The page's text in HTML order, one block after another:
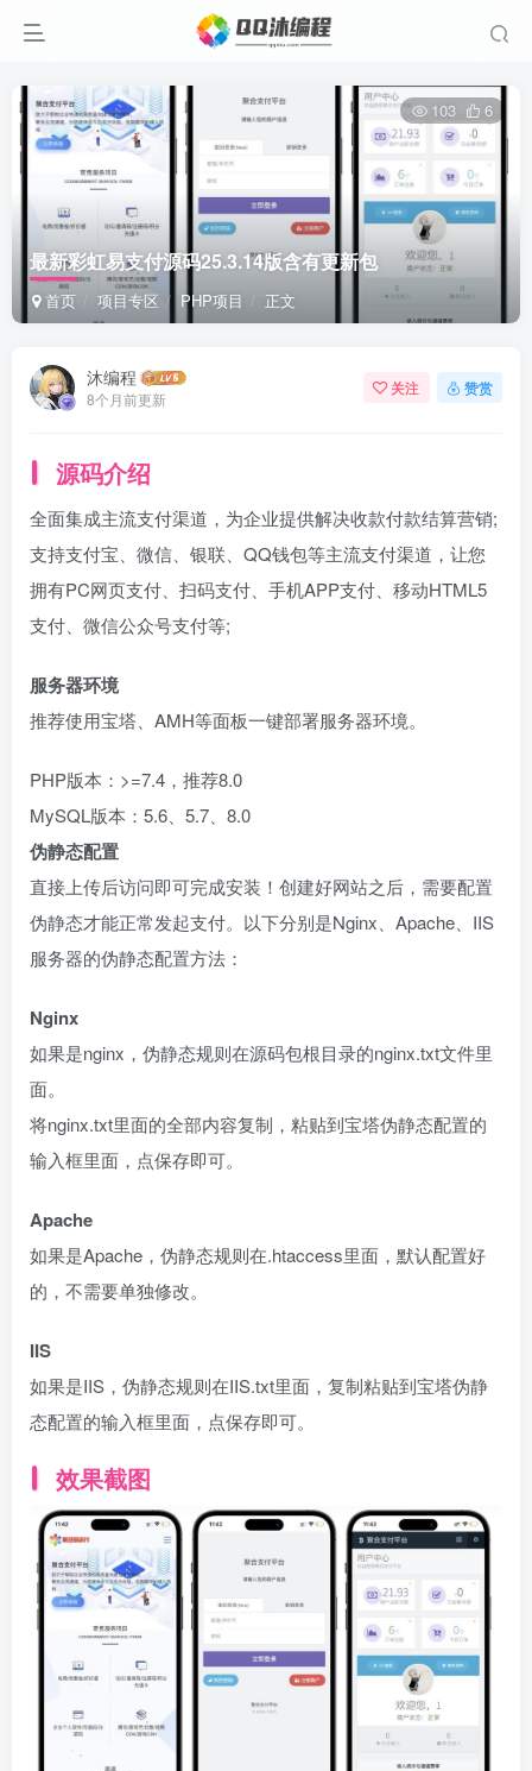
最新彩虹易支付源码25.3.14版含有更新包
首页 项目专区 PHP项目 正文
103 6
沐编程
8个月前更新
关注 赞赏
源码介绍
全面集成主流支付渠道，为企业提供解决收款付款结算营销;
支持支付宝、微信、银联、QQ钱包等主流支付渠道，让您
拥有PC网页支付、扫码支付、手机APP支付、移动HTML5
支付、微信公众号支付等;
服务器环境
推荐使用宝塔、AMH等面板一键部署服务器环境。
PHP版本：>=7.4，推荐8.0
MySQL版本：5.6、5.7、8.0
伪静态配置
直接上传后访问即可完成安装！创建好网站之后，需要配置
伪静态才能正常发起支付。以下分别是Nginx、Apache、IIS
服务器的伪静态配置方法：
Nginx
如果是nginx，伪静态规则在源码包根目录的nginx.txt文件里
面。
将nginx.txt里面的全部内容复制，粘贴到宝塔伪静态配置的
输入框里面，点保存即可。
Apache
如果是Apache，伪静态规则在.htaccess里面，默认配置好
的，不需要单独修改。
IIS
如果是IIS，伪静态规则在IIS.txt里面，复制粘贴到宝塔伪静
态配置的输入框里面，点保存即可。
效果截图